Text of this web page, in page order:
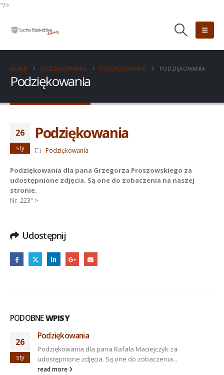
"/>
HOME PODZIĘKOWANIA PODZIĘKOWANIA PODZIĘKOWANIA
Podziękowania
26
sty
Podziękowania
Podziękowania
Podziękowania dla pana Grzegorza Proszowskiego za
udostępnione zdjęcia. Są one do zobaczenia na naszej
stronie.
Nr. 223″ >
Udostępnij
PODOBNEWPISY
26
sty
Podziękowania
Podziękowania dla pana Rafała Maciejczyk za
udostępnione zdjęcia. Są one do zobaczenia...
read more